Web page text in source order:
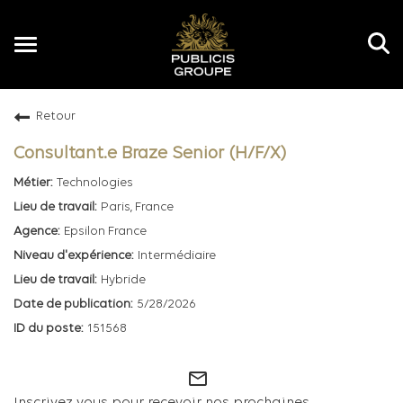
Toggle
Retour
Consultant.e Braze Senior (H/F/X)
Technologies
Paris, France
Epsilon France
Intermédiaire
Hybride
5/28/2026
151568
mail_outline